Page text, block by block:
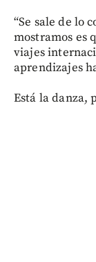
“Se sale de lo
mostramos es
viajes
aprendizajes
Está la danza,